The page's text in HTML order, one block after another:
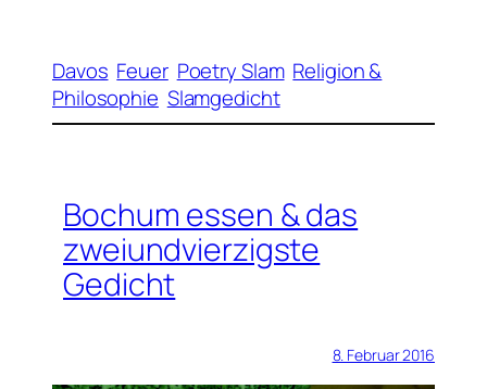
Davos Feuer Poetry Slam Religion &
Philosophie Slamgedicht
Bochum essen & das
zweiundvierzigste
Gedicht
8. Februar 2016